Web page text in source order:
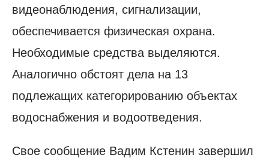
видеонаблюдения, сигнализации,
обеспечивается физическая охрана.
Необходимые средства выделяются.
Аналогично обстоят дела на 13
подлежащих категорированию объектах
водоснабжения и водоотведения.
Свое сообщение Вадим Кстенин завершил